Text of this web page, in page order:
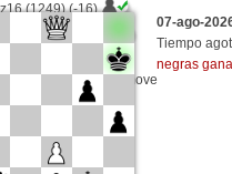
(1249) (-16)
(1250) (+16)
side + 0 seconds/move
07-ago-
Tiempo
negras